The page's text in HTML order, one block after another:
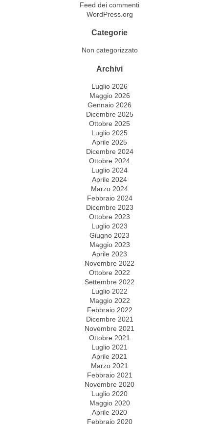
Feed dei commenti
WordPress.org
Categorie
Non categorizzato
Archivi
Luglio 2026
Maggio 2026
Gennaio 2026
Dicembre 2025
Ottobre 2025
Luglio 2025
Aprile 2025
Dicembre 2024
Ottobre 2024
Luglio 2024
Aprile 2024
Marzo 2024
Febbraio 2024
Dicembre 2023
Ottobre 2023
Luglio 2023
Giugno 2023
Maggio 2023
Aprile 2023
Novembre 2022
Ottobre 2022
Settembre 2022
Luglio 2022
Maggio 2022
Febbraio 2022
Dicembre 2021
Novembre 2021
Ottobre 2021
Luglio 2021
Aprile 2021
Marzo 2021
Febbraio 2021
Novembre 2020
Luglio 2020
Maggio 2020
Aprile 2020
Febbraio 2020